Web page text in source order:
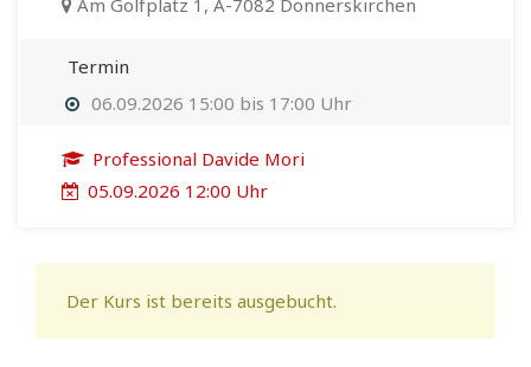
Am Golfplatz 1, A-7082 Donnerskirchen
Termin
06.09.2026 15:00 bis 17:00 Uhr
Professional Davide Mori
05.09.2026 12:00 Uhr
Der Kurs ist bereits ausgebucht.